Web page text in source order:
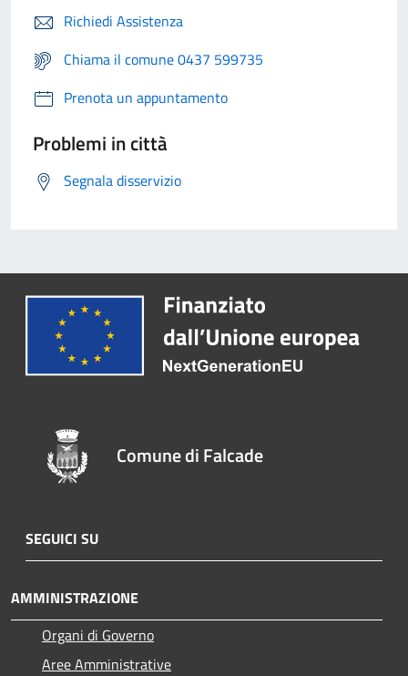
Richiedi Assistenza
Chiama il comune 0437 599735
Prenota un appuntamento
Problemi in città
Segnala disservizio
Comune di Falcade
SEGUICI SU
AMMINISTRAZIONE
Organi di Governo
Aree Amministrative